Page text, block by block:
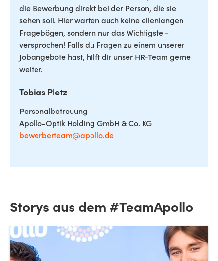
die Bewerbung direkt bei der Person, die sie
sehen soll. Hier warten auch keine ellenlangen
Fragebögen, sondern nur das Wichtigste -
versprochen! Falls du Fragen zu einem unserer
Jobangebote hast, hilft dir unser HR-Team gerne
weiter.
Tobias Pletz
Personalbetreuung
Apollo-Optik Holding GmbH & Co. KG
bewerberteam@apollo.de
Storys aus dem #TeamApollo